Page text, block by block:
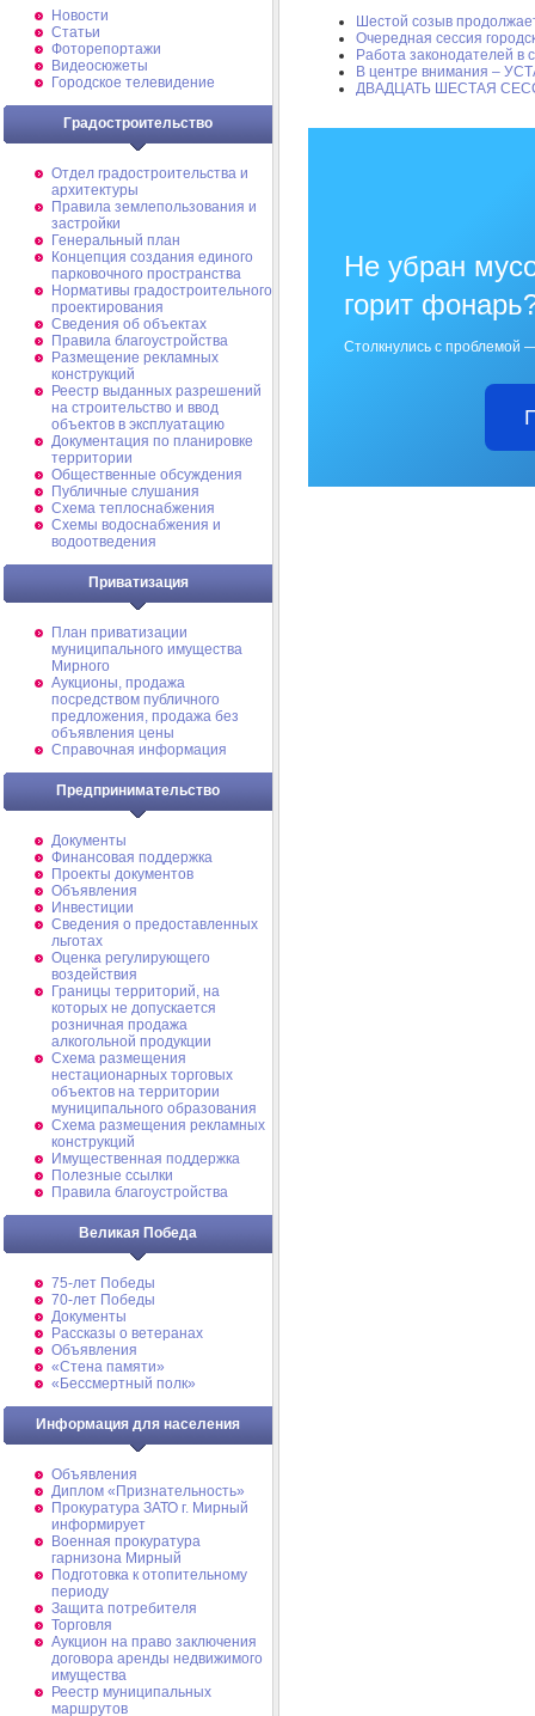
Новости
Статьи
Фоторепортажи
Видеосюжеты
Городское телевидение
Градостроительство
Отдел градостроительства и
архитектуры
Правила землепользования и
застройки
Генеральный план
Концепция создания единого
парковочного пространства
Нормативы градостроительного
проектирования
Сведения об объектах
Правила благоустройства
Размещение рекламных
конструкций
Реестр выданных разрешений
на строительство и ввод
объектов в эксплуатацию
Документация по планировке
территории
Общественные обсуждения
Публичные слушания
Схема теплоснабжения
Схемы водоснабжения и
водоотведения
Приватизация
План приватизации
муниципального имущества
Мирного
Аукционы, продажа
посредством публичного
предложения, продажа без
объявления цены
Справочная информация
Предпринимательство
Документы
Финансовая поддержка
Проекты документов
Объявления
Инвестиции
Сведения о предоставленных
льготах
Оценка регулирующего
воздействия
Границы территорий, на
которых не допускается
розничная продажа
алкогольной продукции
Схема размещения
нестационарных торговых
объектов на территории
муниципального образования
Схема размещения рекламных
конструкций
Имущественная поддержка
Полезные ссылки
Правила благоустройства
Великая Победа
75-лет Победы
70-лет Победы
Документы
Рассказы о ветеранах
Объявления
«Стена памяти»
«Бессмертный полк»
Информация для населения
Объявления
Диплом «Признательность»
Прокуратура ЗАТО г. Мирный
информирует
Военная прокуратура
гарнизона Мирный
Подготовка к отопительному
периоду
Защита потребителя
Торговля
Аукцион на право заключения
договора аренды недвижимого
имущества
Реестр муниципальных
маршрутов
Шестой созыв
Очередная сессия
Работа законодателей в
В центре внимания –
ДВАДЦАТЬ ШЕСТАЯ
Не убран
горит
Столкнулись с проблемой